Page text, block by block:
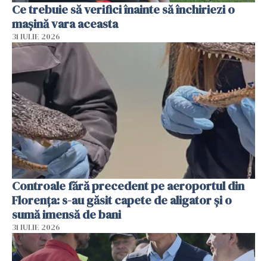
Ce trebuie să verifici înainte să închiriezi o
mașină vara aceasta
31 IULIE 2026
Controale fără precedent pe aeroportul din
Florența: s-au găsit capete de aligator și o
sumă imensă de bani
31 IULIE 2026